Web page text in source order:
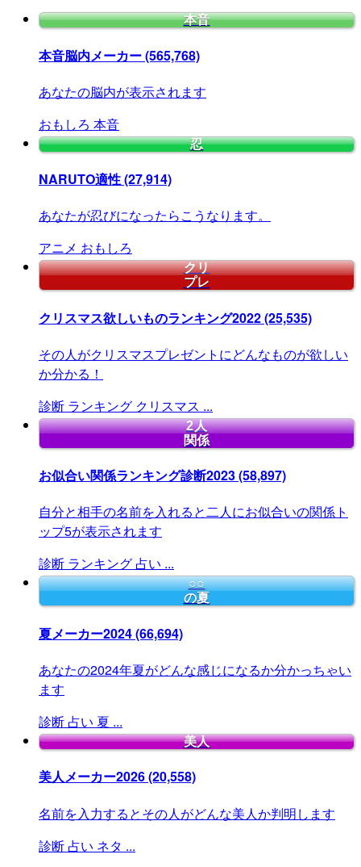
本音
本音脳内メーカー(565,768)
あなたの脳内が表示されます
おもしろ 本音
忍
NARUTO適性(27,914)
あなたが忍びになったらこうなります。
アニメ おもしろ
クリ
プレ
クリスマス欲しいものランキング2022(25,535)
その人がクリスマスプレゼントにどんなものが欲しい
か分かる！
診断 ランキング クリスマス ...
2人
関係
お似合い関係ランキング診断2023(58,897)
自分と相手の名前を入れると二人にお似合いの関係ト
ップ5が表示されます
診断 ランキング 占い ...
○○
の夏
夏メーカー2024(66,694)
あなたの2024年夏がどんな感じになるか分かっちゃい
ます
診断 占い 夏 ...
美人
美人メーカー2026(20,558)
名前を入力するとその人がどんな美人か判明します
診断 占い ネタ ...